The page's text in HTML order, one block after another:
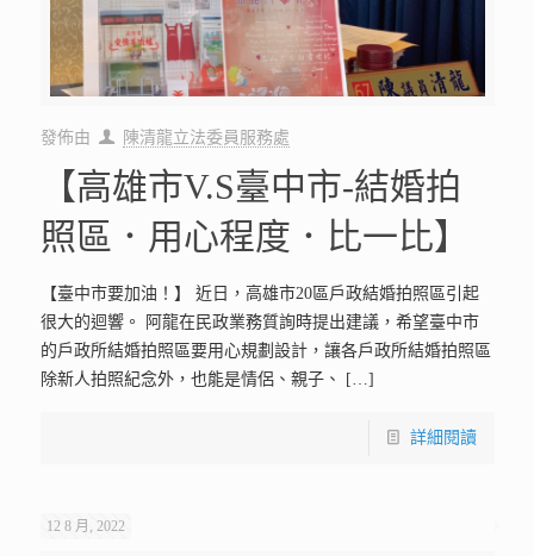
發佈由 陳清龍立法委員服務處
【高雄市V.S臺中市-結婚拍
照區．用心程度．比一比】
【臺中市要加油！】 近日，高雄市20區戶政結婚拍照區引起
很大的迴響。 阿龍在民政業務質詢時提出建議，希望臺中市
的戶政所結婚拍照區要用心規劃設計，讓各戶政所結婚拍照區
除新人拍照紀念外，也能是情侶、親子、
[…]
詳細閱讀
12 8 月, 2022